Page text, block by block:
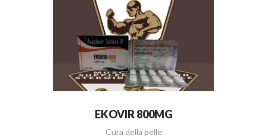
EKOVIR 800MG
Cura della pelle